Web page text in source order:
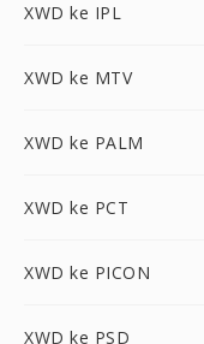
XWD ke IPL
XWD ke MTV
XWD ke PALM
XWD ke PCT
XWD ke PICON
XWD ke PSD